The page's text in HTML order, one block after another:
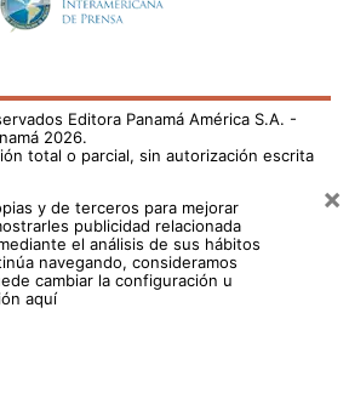
Editora Panamá América S.A. -
2026.
total o parcial, sin autorización escrita
y de terceros para mejorar
publicidad relacionada
el análisis de sus hábitos
navegando, consideramos
cambiar la configuración u
aquí
×